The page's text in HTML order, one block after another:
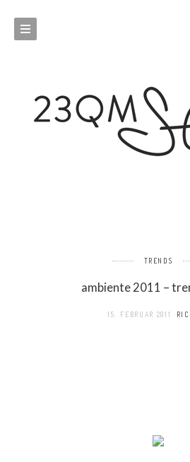
TRENDS
ambiente 2011 –
15. FEBRUAR 2011